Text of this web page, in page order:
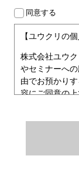
同意する
【ユウクリの
株式会社ユウ
やセミナーへ
由でお預かり
容にご同意の
ユウクリにお